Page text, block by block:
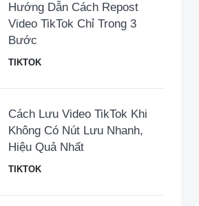
Hướng Dẫn Cách Repost
Video TikTok Chỉ Trong 3
Bước
TIKTOK
Cách Lưu Video TikTok Khi
Không Có Nút Lưu Nhanh,
Hiệu Quả Nhất
TIKTOK